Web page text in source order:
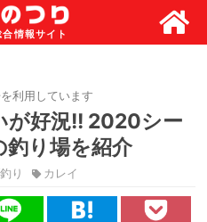
利用しています
が好況!! 2020シー
釣り場を紹介
り カレイ